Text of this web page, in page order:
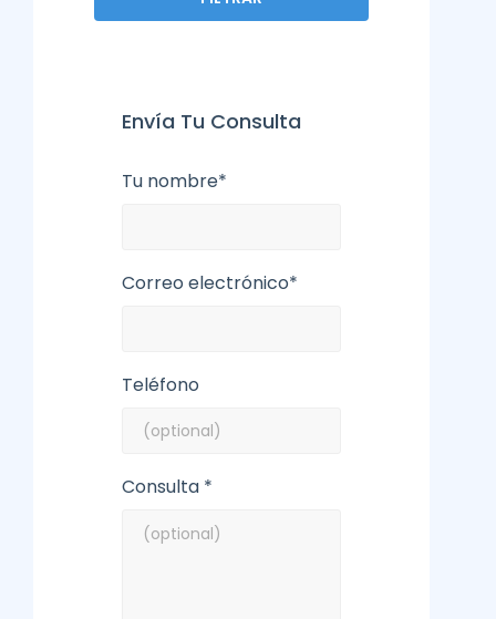
Envía Tu Consulta
Tu nombre*
Correo electrónico*
Teléfono
Consulta *